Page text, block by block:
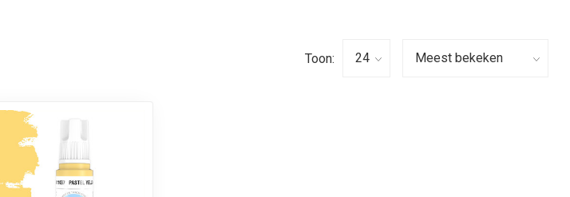
Toon: